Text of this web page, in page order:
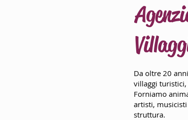
Da oltre 20
villaggi
Forniamo
artisti,
struttura.